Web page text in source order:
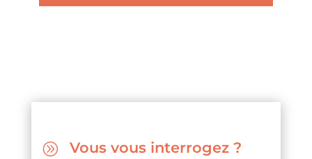
A
Vous vous interrogez ?